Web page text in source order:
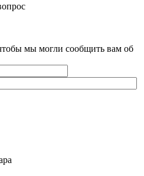
мы могли сообщить вам об